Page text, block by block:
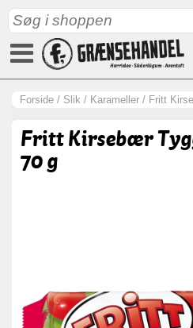
Forside / Slik / Karameller / Fritt
Fritt Kirsebær
70 g